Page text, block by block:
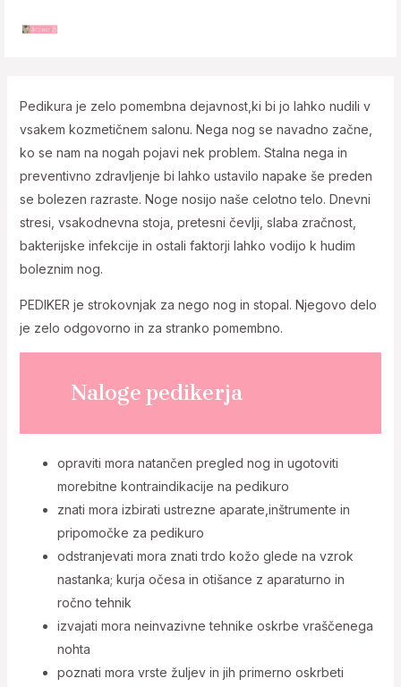
Pedikura je zelo pomembna dejavnost,ki bi jo lahko nudili v
vsakem kozmetičnem salonu. Nega nog se navadno začne,
ko se nam na nogah pojavi nek problem. Stalna nega in
preventivno zdravljenje bi lahko ustavilo napake še preden
se bolezen razraste. Noge nosijo naše celotno telo. Dnevni
stresi, vsakodnevna stoja, pretesni čevlji, slaba zračnost,
bakterijske infekcije in ostali faktorji lahko vodijo k hudim
boleznim nog.
PEDIKER je strokovnjak za nego nog in stopal. Njegovo delo
je zelo odgovorno in za stranko pomembno.
Naloge pedikerja
opraviti mora natančen pregled nog in ugotoviti
morebitne kontraindikacije na pedikuro
znati mora izbirati ustrezne aparate,inštrumente in
pripomočke za pedikuro
odstranjevati mora znati trdo kožo glede na vzrok
nastanka; kurja očesa in otišance z aparaturno in
ročno tehnik
izvajati mora neinvazivne tehnike oskrbe vraščenega
nohta
poznati mora vrste žuljev in jih primerno oskrbeti